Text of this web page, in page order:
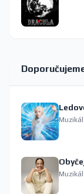
Muzikál
Muzikál